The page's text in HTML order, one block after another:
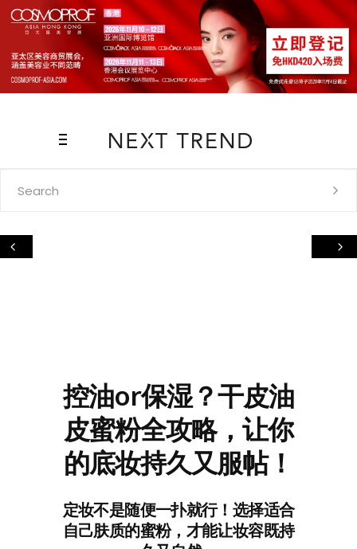
控油or保湿？干皮油
皮蜜粉全攻略，让你
的底妆持久又服帖！
定妆不是随便一扑就行！选择适合
自己肤质的蜜粉，才能让妆容既持